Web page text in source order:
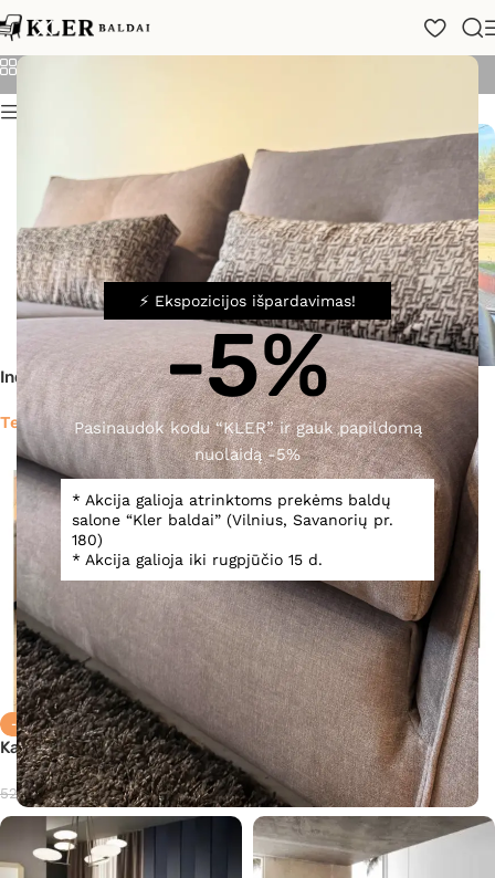
⚡ Ekspozicijos išpardavimas!
-5%
Pasinaudok kodu “KLER” ir gauk papildomą
nuolaidą -5%
* Akcija galioja atrinktoms prekėms baldų
salone “Kler baldai” (Vilnius, Savanorių pr.
180)
* Akcija galioja iki rugpjūčio 15 d.
Alf Italia
Kategorijos
Indauja Corso Como
Teirautis
-35%
Indauja Olimpia
2 187,00€ 1 422,00€
-25%
Kavos staliukas Athena
521,00€ 391,00€
Komoda Corso Como
Teirautis